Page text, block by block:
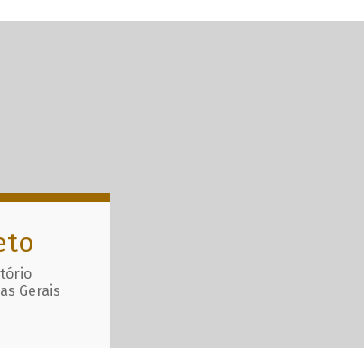
com
Gerais